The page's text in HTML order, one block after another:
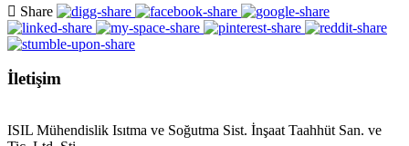
Share
İletişim
ISIL Mühendislik Isıtma ve Soğutma Sist. İnşaat Taahhüt San. ve